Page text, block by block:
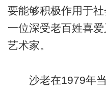
要能够积极作用于
一位深受老百姓喜
艺术家。
沙老在1979年当